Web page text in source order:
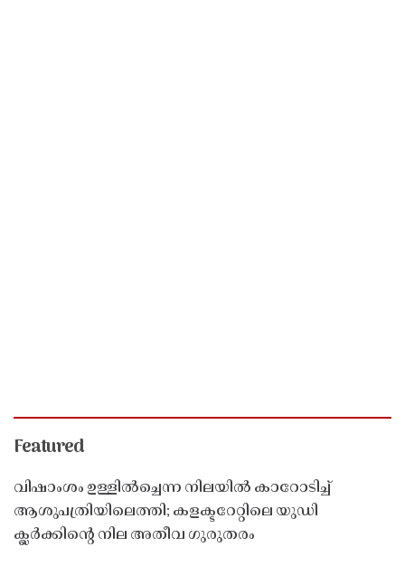
Featured
വിഷാംശം ഉള്ളിൽച്ചെന്ന നിലയിൽ കാറോടിച്ച്
ആശുപത്രിയിലെത്തി; കളക്ടറേറ്റിലെ യുഡി
ക്ലർക്കിൻ്റെ നില അതീവ ഗുരുതരം